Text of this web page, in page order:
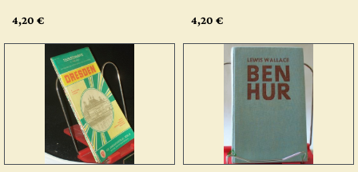
4,20 € 4,20 €